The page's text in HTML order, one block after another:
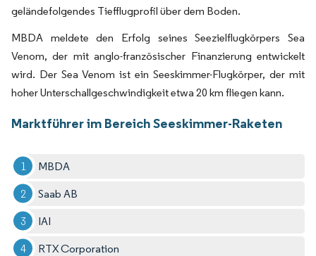
geländefolgendes Tiefflugprofil über dem Boden.
MBDA meldete den Erfolg seines Seezielflugkörpers Sea
Venom, der mit anglo-französischer Finanzierung entwickelt
wird. Der Sea Venom ist ein Seeskimmer-Flugkörper, der mit
hoher Unterschallgeschwindigkeit etwa 20 km fliegen kann.
Marktführer im Bereich Seeskimmer-Raketen
MBDA
Saab AB
IAI
RTX Corporation